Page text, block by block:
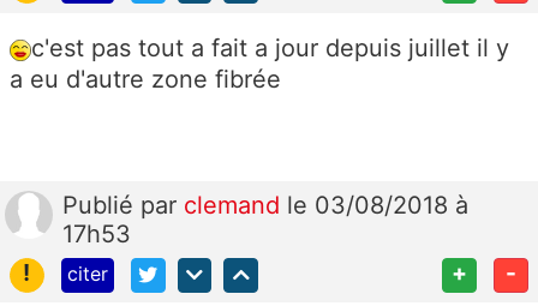
c'est pas tout a fait a jour depuis juillet il y
a eu d'autre zone fibrée
Publié par clemand le 03/08/2018 à
17h53
!
citer + -